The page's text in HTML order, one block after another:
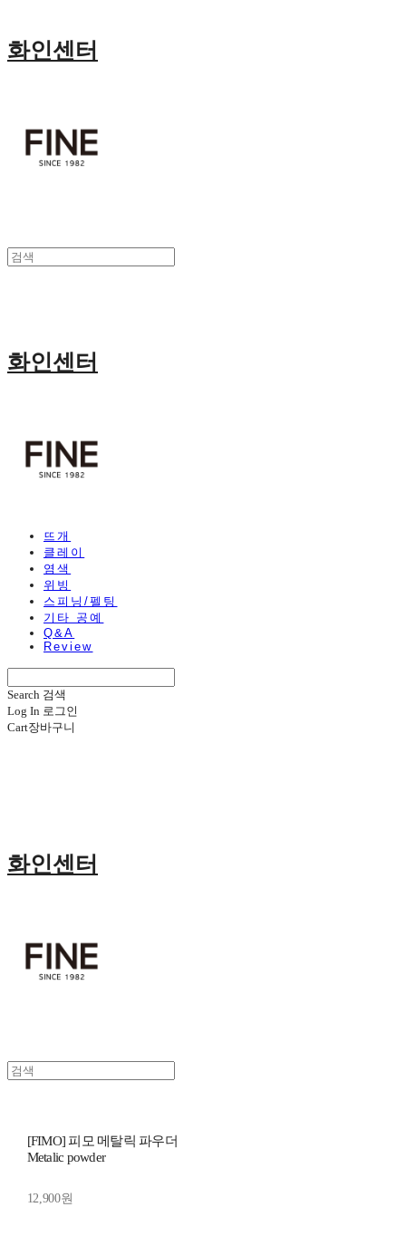
화인센터
화인센터
뜨개
클레이
염색
위빙
스피닝/펠팅
기타 공예
Q&A
Review
Search 검색
Log In 로그인
Cart장바구니
화인센터
[FIMO] 피모 메탈릭 파우더
Metalic powder
12,900원